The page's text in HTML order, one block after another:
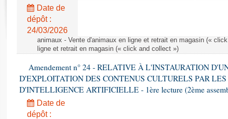
Rapports législatifs
Rapports sur l'application des lois
Baromètre de l’application des lois
Dossiers législatifs
Budget et sécurité sociale
Questions écrites et orales
Comptes rendus des débats
Date de
dépôt :
24/03/2026
animaux - Vente d'animaux en ligne et retrait en magasin («
ligne et retrait en magasin (« click and collect »)
Amendement n° 24 - RELATIVE À L'INSTAURATION
D'EXPLOITATION DES CONTENUS CULTURELS PAR LES
D'INTELLIGENCE ARTIFICIELLE - 1ère lecture (2ème
Date de
dépôt :